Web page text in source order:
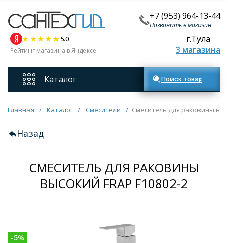
+7 (953) 964-13-44
Позвонить в магазин
5.0
Рейтинг магазина в Яндексе
г.Тула
3 магазина
Каталог
Смесители
Унитазы
Мебель для ванных комнат
Кухонные мойки
Поиск товаров
Главная / Каталог / Смесители / Смеситель для раковины
Назад
СМЕСИТЕЛЬ ДЛЯ РАКОВИНЫ
ВЫСОКИЙ FRAP F10802-2
-5%